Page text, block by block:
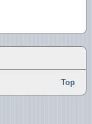
(2011)
Top